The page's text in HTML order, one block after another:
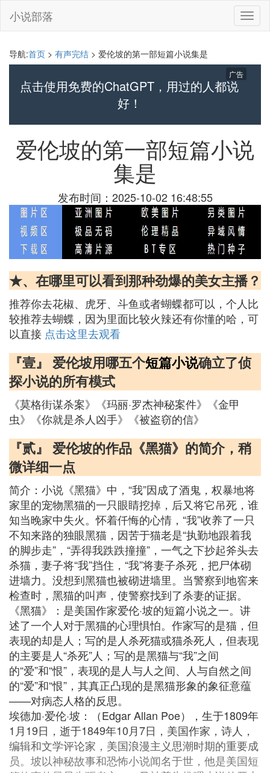
切
换
小说部落
导航:首页 > 有声完结 > 爱伦坡的第一部短篇小说集是
点击使用免费的ChatGPT，用过的人都说
好！
广告
爱伦坡的第一部短篇小说
集是
发布时间：2025-10-02 16:48:55
★、在哪里可以看到那种劲爆的美女主播？
推荐你去花椒、虎牙、斗鱼或者蝴蝶都可以，个人比
较推荐去蝴蝶，因为里面比较火辣还有你懂的哈，可
以直接 点击这里去观看
『壹』 爱伦坡用哪五个短篇小说确立了侦
探小说的所有模式
《莫格街谋杀案》《玛丽·罗杰神秘案件》《金甲
虫》《你就是杀人凶手》《被盗窃的信》
『贰』 爱伦坡的作品《黑猫》的简介，稍
微详细一点
简介：小说《黑猫》中，“我”因成了酒鬼，权暴地将
家里的宠物黑猫的一只眼睛挖掉，后又将它吊死，谁
知当晚家中失火。怀着仟悔的心情，“我”收养了一只
不知来路的独眼黑猫，因苦于猫老是“执勤地跟着我
的脚步走”，“弄得我跌跌撞撞”，一气之下抄起斧头去
杀猫，妻子将“我”挡住，“我”将妻子杀死，把尸体砌
进墙力。没想到黑猫也被砌进墙里。当警察到地窖来
检查时，黑猫的叫声，使警察找到了杀妻的证据。
《黑猫》：是美国作家爱伦·坡的短篇小说之一。讲
述了一个人对于黑猫的心理惧怕。作家写的是猫，但
表现的却是人；写的是人杀死猫或猫杀死人，但表现
的主要是人“杀死”人；写的是黑猫与“我”之间
的“爱”和“恨”，表现的是人与人之间、人与自然之间
的“爱”和“恨”，其真正凸现的是黑猫形象的象征意蕴
——对病态人格的反思。
埃德加·爱伦·坡：（Edgar Allan Poe），生于1809年
1月19日，逝于1849年10月7日，美国作家，诗人，
编辑和文学评论家，美国浪漫主义思潮时期的重要成
员。坡以神秘故事和恐怖小说闻名于世，他是美国短